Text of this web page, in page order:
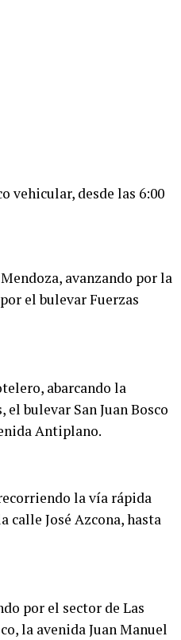
vehicular, desde las 6:00
avanzando por la
el bulevar Fuerzas
abarcando la
bulevar San Juan Bosco
Antiplano.
la vía rápida
calle José Azcona, hasta
por el sector de Las
la avenida Juan Manuel